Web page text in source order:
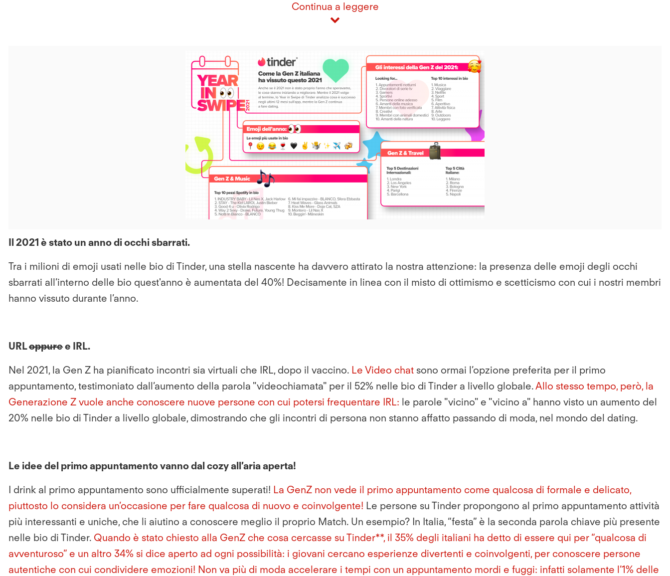
Continua a leggere
View
File
Il 2021 è stato un anno di occhi sbarrati.
Tra i milioni di emoji usati nelle bio di Tinder, una stella nascente ha davvero attirato la nostra attenzione: la presenza delle emoji degli occhi
sbarrati all’interno delle bio quest'anno è aumentata del 40%! Decisamente in linea con il misto di ottimismo e scetticismo con cui i nostri membri
hanno vissuto durante l’anno.
URLoppuree IRL.
Nel 2021, la Gen Z ha pianificato incontri sia virtuali che IRL, dopo il vaccino. Le Video chat sono ormai l’opzione preferita per il primo
appuntamento, testimoniato dall’aumento della parola "videochiamata" per il 52% nelle bio di Tinder a livello globale.Allo stesso tempo, però, la
Generazione Z vuole anche conoscere nuove persone con cui potersi frequentare IRL: le parole "vicino" e "vicino a" hanno visto un aumento del
20% nelle bio di Tinder a livello globale, dimostrando che gli incontri di persona non stanno affatto passando di moda, nel mondo del dating.
Le idee del primo appuntamento vanno dal cozy all’aria aperta!
I drink al primo appuntamento sono ufficialmente superati! La GenZ non vede il primo appuntamento come qualcosa di formale e delicato,
piuttosto lo considera un’occasione per fare qualcosa di nuovo e coinvolgente! Le persone su Tinder propongono al primo appuntamento attività
più interessanti e uniche, che li aiutino a conoscere meglio il proprio Match. Un esempio? In Italia, “festa” è la seconda parola chiave più presente
nelle bio di Tinder. Quando è stato chiesto alla GenZ che cosa cercasse su Tinder**, il 35% degli italiani ha detto di essere qui per “qualcosa di
avventuroso” e un altro 34% si dice aperto ad ogni possibilità: i giovani cercano esperienze divertenti e coinvolgenti, per conoscere persone
autentiche con cui condividere emozioni! Non va più di moda accelerare i tempi con un appuntamento mordi e fuggi: infatti solamente l’1% delle